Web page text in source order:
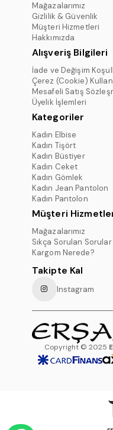
Mağazalarımız
Gizlilik & Güvenlik
Müşteri Hizmetleri
Hakkımızda
Alışveriş Bilgileri
İade ve Değişim
Çerez (Cookie)
Mesafeli Satış
Üyelik İşlemleri
Kategoriler
Kadın Elbise
Kadın Tişört
Kadın Büstiyer
Kadın Ceket
Kadın Gömlek
Kadın Jean Pantolon
Kadın Pantolon
Müşteri
Mağazalarımız
Sıkça Sorulan Sorular
Kargom Nerede?
Takipte Kal
Instagram
Copyright © 2025